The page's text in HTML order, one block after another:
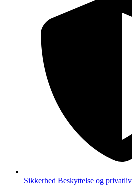
Sikkerhed Beskyttelse og privatliv